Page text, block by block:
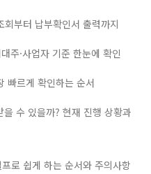
부터 납부확인서 출력까지
주·사업자 기준 한눈에 확인
빠르게 확인하는 순서
수 있을까? 현재 진행 상황과
로 쉽게 하는 순서와 주의사항